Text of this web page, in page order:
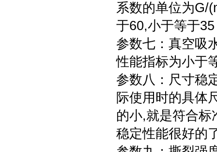
系数的单位为G/
于60,小于等于
参数七：真空吸
性能指标为小于
参数八：尺寸稳
际使用时的具体
的小,就是符合标
稳定性能很好的